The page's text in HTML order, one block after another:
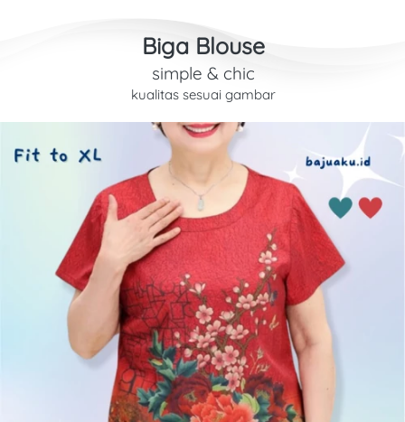
Biga Blouse
simple & chic
kualitas sesuai gambar